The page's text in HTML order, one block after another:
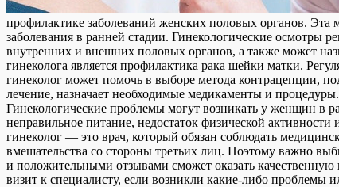
профилактике заболеваний женских половых органов. Эта
заболевания в ранней стадии. Гинекологические осмотры
внутренних и внешних половых органов, а также может
гинеколога является профилактика рака шейки матки.
гинеколог может помочь в выборе метода контрацепции,
лечение, назначает необходимые медикаменты и
Гинекологические проблемы могут возникать у женщин в
неправильное питание, недостаток физической
гинеколог — это врач, который обязан соблюдать
вмешательства со стороны третьих лиц. Поэтому важно
и положительными отзывами сможет оказать
визит к специалисту, если возникли какие-либо проблемы